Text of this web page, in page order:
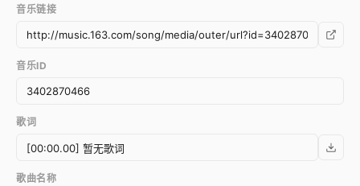
音乐链接
音乐ID
歌词
歌曲名称